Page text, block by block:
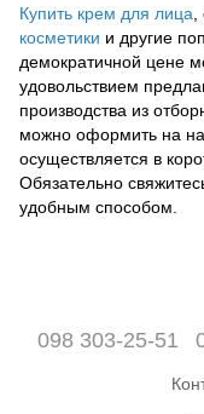
Купить крем для лица
косметики и другие
демократичной цене
удовольствием
производства из
можно оформить на
осуществляется в
Обязательно
удобным способом.
098 303-25-51